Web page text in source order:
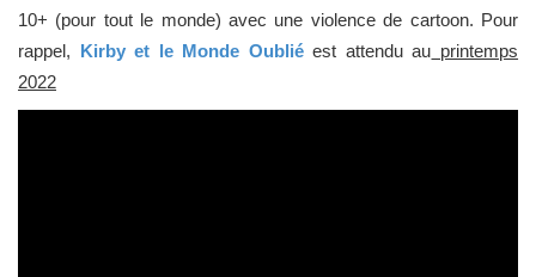
10+ (pour tout le monde) avec une violence de cartoon. Pour
rappel, Kirby et le Monde Oublié est attendu au printemps
2022